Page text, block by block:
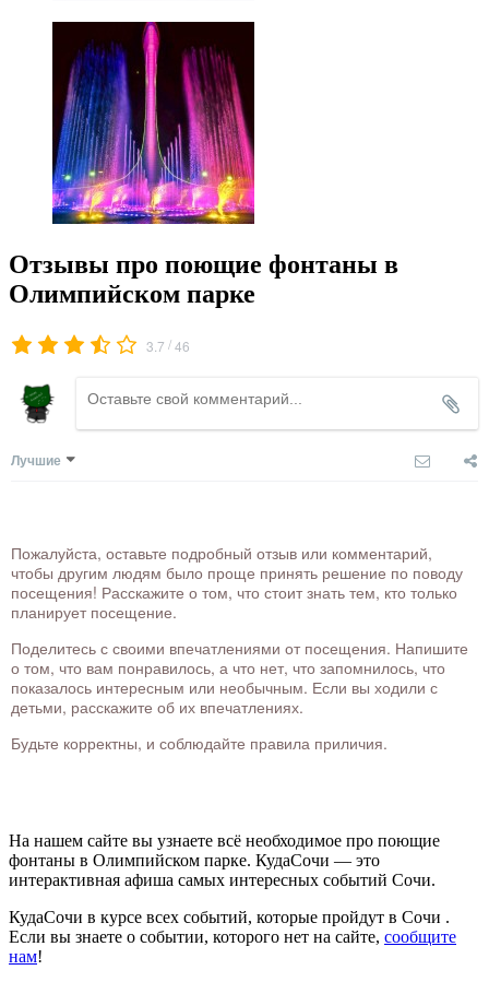
Отзывы про поющие фонтаны в
Олимпийском парке
3.7 /46
Лучшие
Пожалуйста, оставьте подробный отзыв или комментарий,
чтобы другим людям было проще принять решение по поводу
посещения! Расскажите о том, что стоит знать тем, кто только
планирует посещение.
Поделитесь с своими впечатлениями от посещения. Напишите
о том, что вам понравилось, а что нет, что запомнилось, что
показалось интересным или необычным. Если вы ходили с
детьми, расскажите об их впечатлениях.
Будьте корректны, и соблюдайте правила приличия.
На нашем сайте вы узнаете всё необходимое про поющие
фонтаны в Олимпийском парке. КудаСочи — это
интерактивная афиша самых интересных событий Сочи.
КудаСочи в курсе всех событий, которые пройдут в Сочи .
Если вы знаете о событии, которого нет на сайте, сообщите
нам!